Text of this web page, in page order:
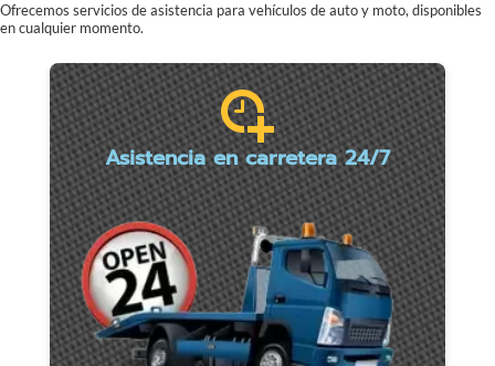
Ofrecemos servicios de asistencia para vehículos de auto y moto, disponibles
en cualquier momento.
Asistencia en carretera 24/7